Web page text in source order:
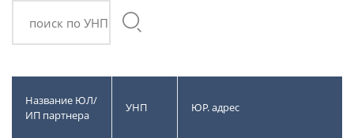
компьютере
Забыли свой пароль?
поиск по УНП
Название ЮЛ/
ИП партнера
УНП ЮР. адрес